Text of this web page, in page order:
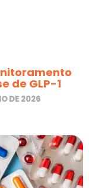
de GLP-1
DE 2026